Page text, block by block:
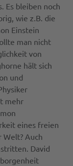
Es bleiben noch
wie z.B. die
Einstein
man nicht
von
hält sich
und
mehr
eines freien
Auch
David